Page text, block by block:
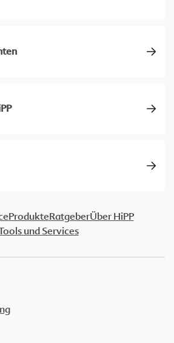
ProdukteRatgeberÜber HiPP
und Services